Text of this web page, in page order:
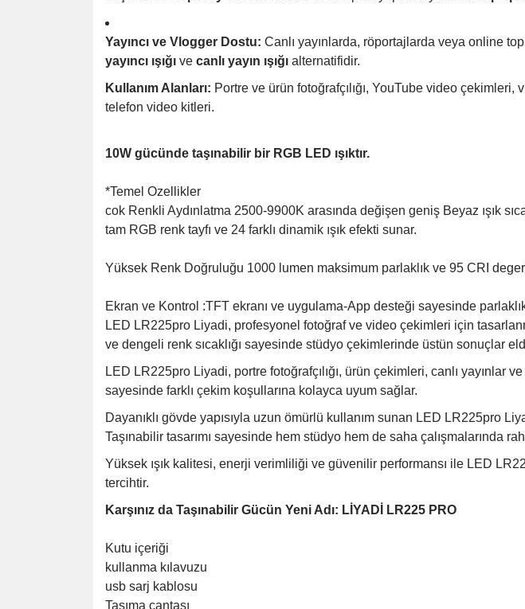
Yayıncı ve Vlogger Dostu: Canlı yayınlarda, röportajlarda veya online
yayıncı ışığı ve canlı yayın ışığı alternatifidir.
Kullanım Alanları: Portre ve ürün fotoğrafçılığı, YouTube video çekimleri,
telefon video kitleri.
10W gücünde taşınabilir bir RGB LED ışıktır.
*Temel Ozellikler
cok Renkli Aydınlatma 2500-9900K arasında değişen geniş Beyaz ışık
tam RGB renk tayfı ve 24 farklı dinamik ışık efekti sunar.
Yüksek Renk Doğruluğu 1000 lumen maksimum parlaklık ve 95 CRI
Ekran ve Kontrol :TFT ekranı ve uygulama-App desteği sayesinde
LED LR225pro Liyadi, profesyonel fotoğraf ve video çekimleri için
ve dengeli renk sıcaklığı sayesinde stüdyo çekimlerinde üstün sonuçlar
LED LR225pro Liyadi, portre fotoğrafçılığı, ürün çekimleri, canlı
sayesinde farklı çekim koşullarına kolayca uyum sağlar.
Dayanıklı gövde yapısıyla uzun ömürlü kullanım sunan LED LR225pro
Taşınabilir tasarımı sayesinde hem stüdyo hem de saha çalışmalarında
Yüksek ışık kalitesi, enerji verimliliği ve güvenilir performansı ile LED
tercihtir.
Karşınız da Taşınabilir Gücün Yeni Adı: LİYADİ LR225 PRO
Kutu içeriği
kullanma kılavuzu
usb sarj kablosu
Taşıma çantası